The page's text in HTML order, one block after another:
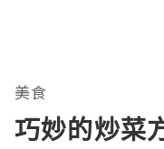
美食
巧妙的炒菜